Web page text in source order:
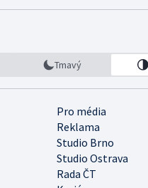
Tmavý
Pro média
Reklama
Studio Brno
Studio Ostrava
Rada ČT